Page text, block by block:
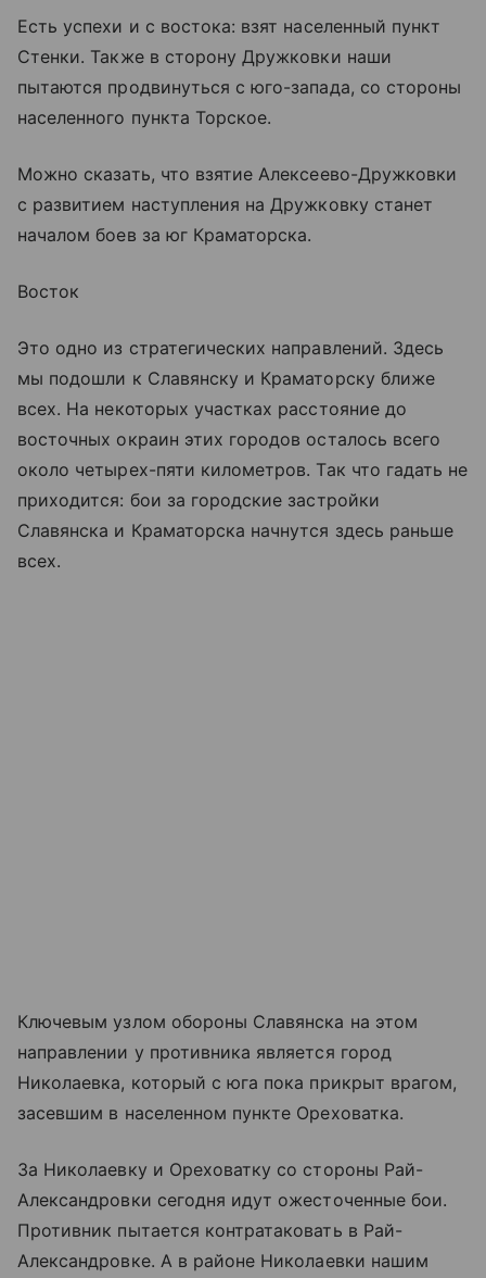
Есть успехи и с востока: взят населенный пункт
Стенки. Также в сторону Дружковки наши
пытаются продвинуться с юго-запада, со стороны
населенного пункта Торское.
Можно сказать, что взятие Алексеево-Дружковки
с развитием наступления на Дружковку станет
началом боев за юг Краматорска.
Восток
Это одно из стратегических направлений. Здесь
мы подошли к Славянску и Краматорску ближе
всех. На некоторых участках расстояние до
восточных окраин этих городов осталось всего
около четырех-пяти километров. Так что гадать не
приходится: бои за городские застройки
Славянска и Краматорска начнутся здесь раньше
всех.
Ключевым узлом обороны Славянска на этом
направлении у противника является город
Николаевка, который с юга пока прикрыт врагом,
засевшим в населенном пункте Ореховатка.
За Николаевку и Ореховатку со стороны Рай-
Александровки сегодня идут ожесточенные бои.
Противник пытается контратаковать в Рай-
Александровке. А в районе Николаевки нашим